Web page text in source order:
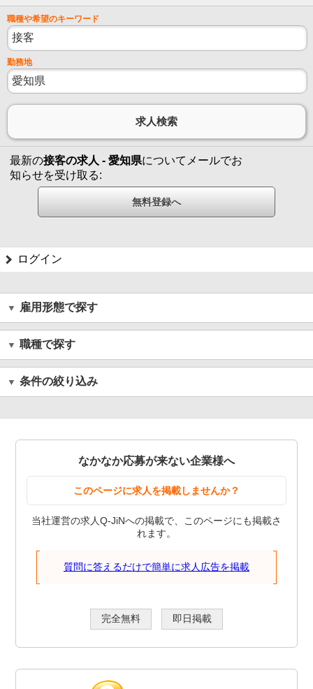
職種や希望のキーワード
勤務地
最新の接客の求人 - 愛知県についてメールでお
知らせを受け取る:
ログイン
雇用形態で探す
職種で探す
条件の絞り込み
なかなか応募が来ない企業様へ
このページに求人を掲載しませんか？
当社運営の求人Q-JiNへの掲載で、このページにも掲載さ
れます。
質問に答えるだけで簡単に求人広告を掲載
完全無料 即日掲載